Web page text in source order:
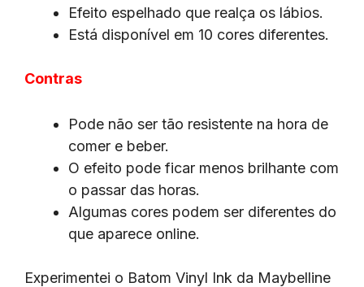
Efeito espelhado que realça os lábios.
Está disponível em 10 cores diferentes.
Contras
Pode não ser tão resistente na hora de
comer e beber.
O efeito pode ficar menos brilhante com
o passar das horas.
Algumas cores podem ser diferentes do
que aparece online.
Experimentei o Batom Vinyl Ink da Maybelline